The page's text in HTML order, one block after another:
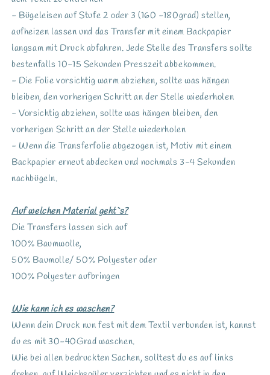
- Bügeleisen auf Stufe 2 oder 3 (160 -180grad) stellen,
aufheizen lassen und das Transfer mit einem Backpapier
langsam mit Druck abfahren. Jede Stelle des Transfers sollte
bestenfalls 10-15 Sekunden Presszeit abbekommen.
- Die Folie vorsichtig warm abziehen, sollte was hängen
bleiben, den vorherigen Schritt an der Stelle wiederholen
- Vorsichtig abziehen, sollte was hängen bleiben, den
vorherigen Schritt an der Stelle wiederholen
- Wenn die Transferfolie abgezogen ist, Motiv mit einem
Backpapier erneut abdecken und nochmals 3-4 Sekunden
nachbügeln.
Auf welchen Material geht`s?
Die Transfers lassen sich auf
100% Baumwolle,
50% Baumolle/ 50% Polyester oder
100% Polyester aufbringen
Wie kann ich es waschen?
Wenn dein Druck nun fest mit dem Textil verbunden ist, kannst
du es mit 30-40Grad waschen.
Wie bei allen bedruckten Sachen, solltest du es auf links